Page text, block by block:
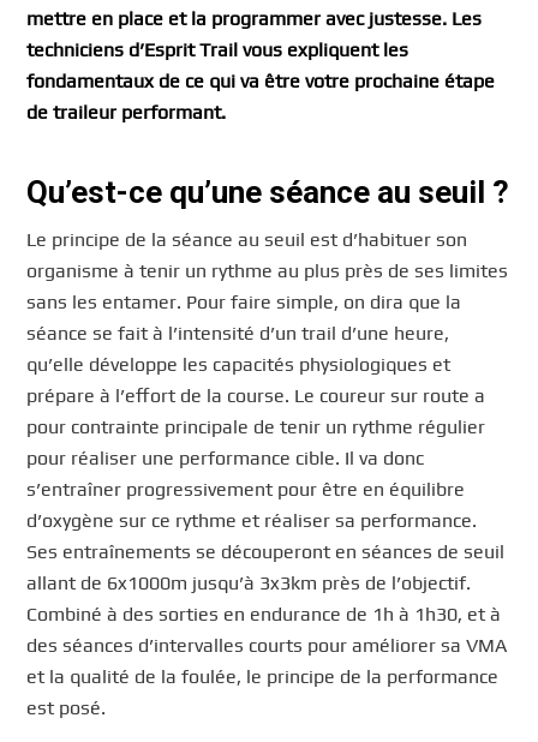
mettre en place et la programmer avec justesse. Les
techniciens d’Esprit Trail vous expliquent les
fondamentaux de ce qui va être votre prochaine étape
de traileur performant.
Qu’est-ce qu’une séance au seuil ?
Le principe de la séance au seuil est d’habituer son
organisme à tenir un rythme au plus près de ses limites
sans les entamer. Pour faire simple, on dira que la
séance se fait à l’intensité d’un trail d’une heure,
qu’elle développe les capacités physiologiques et
prépare à l’effort de la course. Le coureur sur route a
pour contrainte principale de tenir un rythme régulier
pour réaliser une performance cible. Il va donc
s’entraîner progressivement pour être en équilibre
d’oxygène sur ce rythme et réaliser sa performance.
Ses entraînements se découperont en séances de seuil
allant de 6x1000m jusqu’à 3x3km près de l’objectif.
Combiné à des sorties en endurance de 1h à 1h30, et à
des séances d’intervalles courts pour améliorer sa VMA
et la qualité de la foulée, le principe de la performance
est posé.